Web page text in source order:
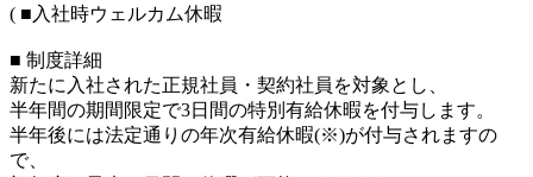
( ■入社時ウェルカム休暇
■ 制度詳細
新たに入社された正規社員・契約社員を対象とし、
半年間の期間限定で3日間の特別有給休暇を付与します。
半年後には法定通りの年次有給休暇(※)が付与されますの
で、